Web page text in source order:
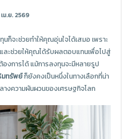
ม.ย. 2569
ก็จะช่วยทำให้คุณอุ่นใจได้เสมอ เพราะ
ละช่วยให้คุณได้รับผลตอบแทนเพื่อไปสู่
งการได้ แม้การลงทุนจะมีหลายรูป
มทรัพย์ก็ยังคงเป็นหนึ่งในทางเลือกที่น่า
งความผันผวนของเศรษฐกิจโลก